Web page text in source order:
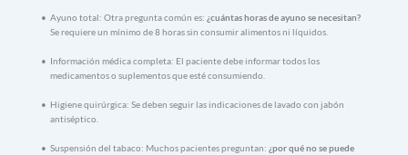
Ayuno total: Otra pregunta común es: ¿cuántas horas de ayuno se necesitan?
Se requiere un mínimo de 8 horas sin consumir alimentos ni líquidos.
Información médica completa: El paciente debe informar todos los
medicamentos o suplementos que esté consumiendo.
Higiene quirúrgica: Se deben seguir las indicaciones de lavado con jabón
antiséptico.
Suspensión del tabaco: Muchos pacientes preguntan: ¿por qué no se puede